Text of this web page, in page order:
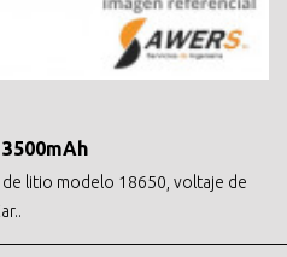
litio modelo 18650, voltaje de